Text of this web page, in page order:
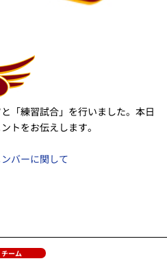
「練習試合」を行いました。本日
トをお伝えします。
バーに関して
チーム